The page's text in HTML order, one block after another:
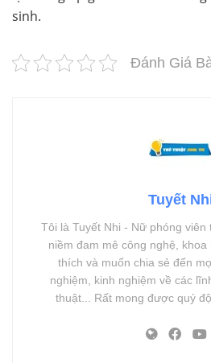
sinh.
Đánh Giá
Tuyết
Tôi là Tuyết Nhi - Nữ phóng viên
niềm đam mê công nghệ, khoa
thích và muốn chia sẻ đến
nghiệm, kinh nghiệm về các
thuật... Rất mong được quý